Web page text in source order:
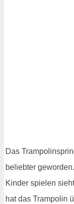
Das
beliebter
Kinder spielen
hat das Trampolin